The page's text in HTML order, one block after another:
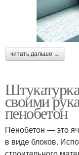
читать дальше →
своими
пенобетон
Пенобетон — это
в виде блоков.